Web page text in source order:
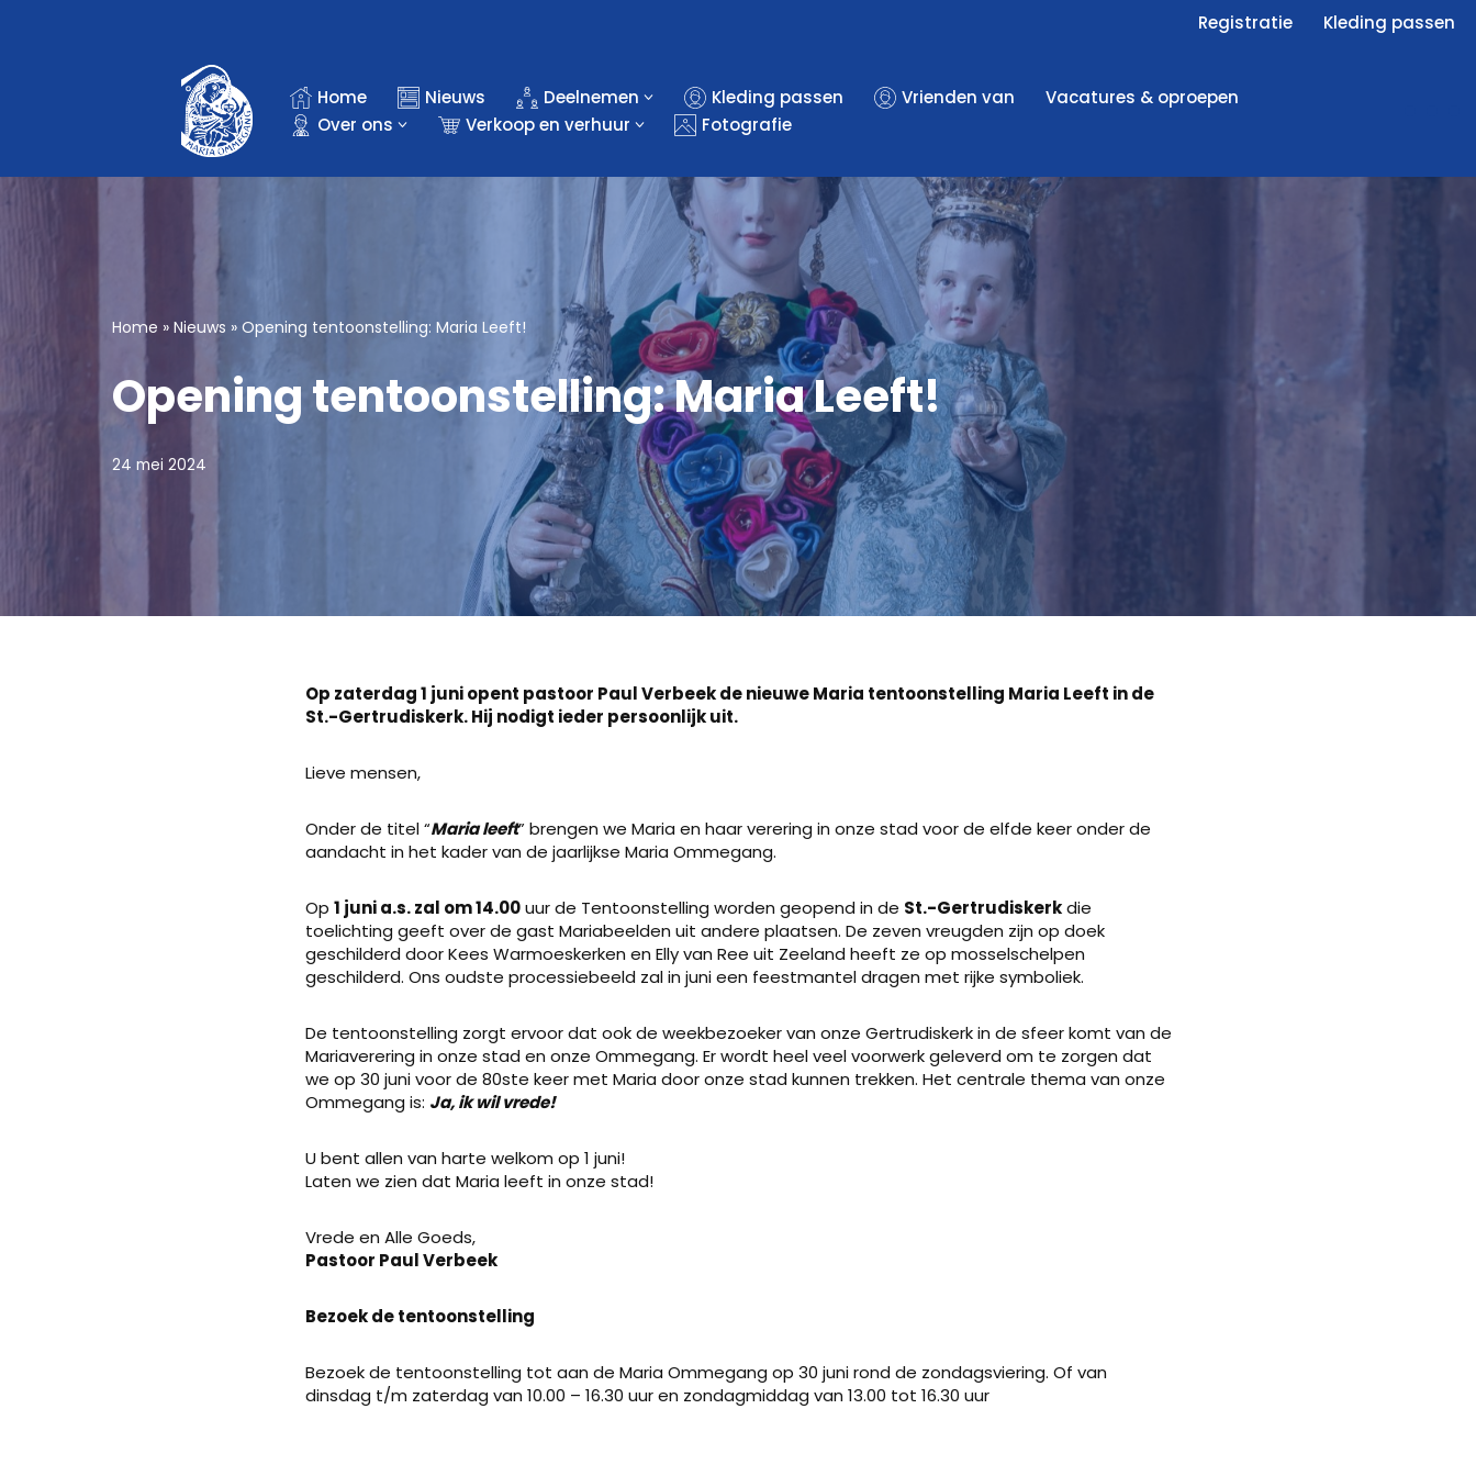
Registratie Kleding passen
Home Nieuws Deelnemen Kleding passen Vrienden van
Vacatures & oproepen
Over ons
Verkoop en verhuur Fotografie
Home » Nieuws » Opening tentoonstelling: Maria Leeft!
Opening tentoonstelling: Maria Leeft!
24 mei 2024
Op zaterdag 1 juni opent pastoor Paul Verbeek de nieuwe Maria tentoonstelling Maria Leeft in de
St.-Gertrudiskerk. Hij nodigt ieder persoonlijk uit.
Lieve mensen,
Onder de titel “Maria leeft” brengen we Maria en haar verering in onze stad voor de elfde keer onder de
aandacht in het kader van de jaarlijkse Maria Ommegang.
Op 1 juni a.s. zal om 14.00uur de Tentoonstelling worden geopend in de St.-Gertrudiskerkdie
toelichting geeft over de gast Mariabeelden uit andere plaatsen. De zeven vreugden zijn op doek
geschilderd door Kees Warmoeskerken en Elly van Ree uit Zeeland heeft ze op mosselschelpen
geschilderd. Ons oudste processiebeeld zal in juni een feestmantel dragen met rijke symboliek.
De tentoonstelling zorgt ervoor dat ook de weekbezoeker van onze Gertrudiskerk in de sfeer komt van de
Mariaverering in onze stad en onze Ommegang. Er wordt heel veel voorwerk geleverd om te zorgen dat
we op 30 juni voor de 80ste keer met Maria door onze stad kunnen trekken. Het centrale thema van onze
Ommegang is: Ja, ik wil vrede!
U bent allen van harte welkom op 1 juni!
Laten we zien dat Maria leeft in onze stad!
Vrede en Alle Goeds,
Pastoor Paul Verbeek
Bezoek de tentoonstelling
Bezoek de tentoonstelling tot aan de Maria Ommegang op 30 juni rond de zondagsviering. Of van
dinsdag t/m zaterdag van 10.00 – 16.30 uur en zondagmiddag van 13.00 tot 16.30 uur